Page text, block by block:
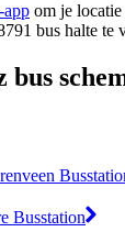
app om je locatie
bus halte te
bus
Busstation